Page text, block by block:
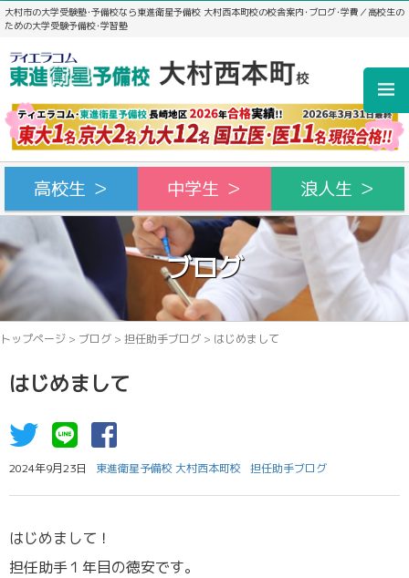
大村市の大学受験塾･予備校なら東進衛星予備校 大村西本町校の校舎案内･ブログ･学費／高校生の
ための大学受験予備校･学習塾
高校生 ＞ 中学生 ＞ 浪人生 ＞
ブログ
トップページ > ブログ > 担任助手ブログ > はじめまして
はじめまして
2024年9月23日 東進衛星予備校 大村西本町校 担任助手ブログ
はじめまして！
担任助手１年目の徳安です。